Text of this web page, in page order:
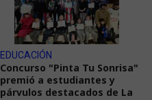
EDUCACIÓN
Concurso "Pinta Tu Sonrisa"
premió a estudiantes y
párvulos destacados de La